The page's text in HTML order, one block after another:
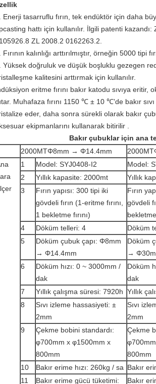
Enerji tasarruflu fırın, tek endüktör için daha
hattı için kullanılır. İlgili patenti
ZL 2008.2 0162263.2.
Fırının kalınlığı arttırılmıştır, örneğin 5000
Yüksek doğruluk ve düşük boşluklu gezegen
kalitesini arttırmak için kullanılır.
eritme fırını bakır katodu sıvıya
Muhafaza fırını 1150 ℃ ± 10 ℃'de bakır sıvı
eder, daha sonra sürekli olarak bakır
ekipmanlarını kullanarak bitirilir .
Bakır çubuklar için ana
2000MTΦ8mm → Φ14.4mm
1 Model: SYJ0408-I2 Model:
2
Yıllık kapasite: 2000mt Yıllık
3
Fırın yapısı: 300 tipi iki
gövdeli fırın (1-eritme fırını,
1 bekletme fırını)
Fırın
gövdeli
bekletme
4
Döküm telleri: 4 Döküm
5
Döküm çubuk çapı: Φ8mm
→ Φ14.4mm
Döküm
→
6
Döküm hızı: 0 ~ 3000mm /
dak
Döküm
dak
7
Yıllık çalışma süresi: 7920h Yıllık
8
Sıvı izleme hassasiyeti: ±
2mm
Sıvı
2mm
9
Çekme bobini standardı:
φ700mm x φ1500mm x
800mm
Çekme
800mm
10
Bakır erime hızı: 260kg / sa Bakır
11
Bakır erime gücü tüketimi:
Bakır